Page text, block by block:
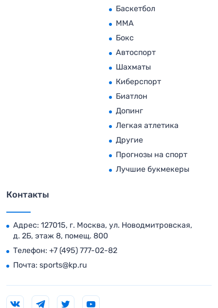
Баскетбол
MMA
Бокс
Автоспорт
Шахматы
Киберспорт
Биатлон
Допинг
Легкая атлетика
Другие
Прогнозы на спорт
Лучшие букмекеры
Контакты
Адрес: 127015, г. Москва, ул. Новодмитровская,
д. 2Б, этаж 8, помещ. 800
Телефон: +7 (495) 777-02-82
Почта: sports@kp.ru